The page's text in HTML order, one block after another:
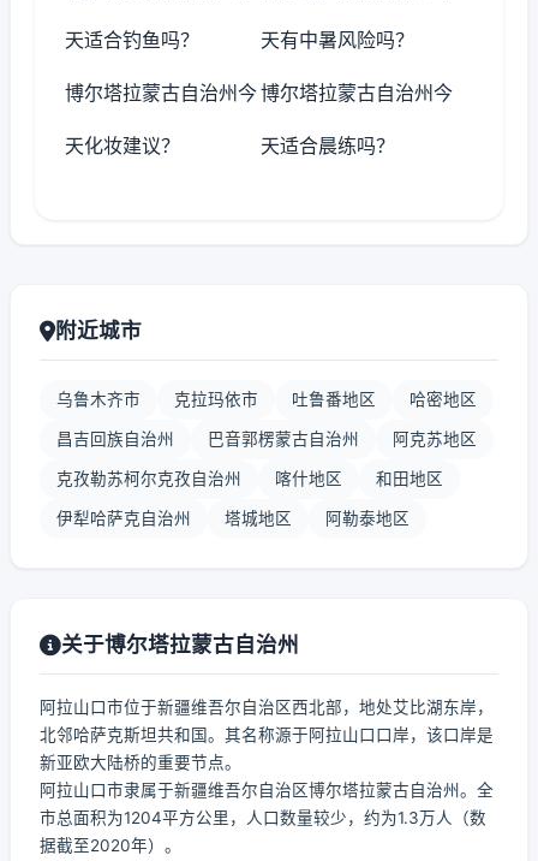
天适合钓鱼吗？ 天有中暑风险吗？
博尔塔拉蒙古自治州今
天化妆建议？
博尔塔拉蒙古自治州今
天适合晨练吗？
附近城市
乌鲁木齐市 克拉玛依市 吐鲁番地区 哈密地区
昌吉回族自治州 巴音郭楞蒙古自治州 阿克苏地区
克孜勒苏柯尔克孜自治州 喀什地区 和田地区
伊犁哈萨克自治州 塔城地区 阿勒泰地区
关于博尔塔拉蒙古自治州
阿拉山口市位于新疆维吾尔自治区西北部，地处艾比湖东岸，
北邻哈萨克斯坦共和国。其名称源于阿拉山口口岸，该口岸是
新亚欧大陆桥的重要节点。
阿拉山口市隶属于新疆维吾尔自治区博尔塔拉蒙古自治州。全
市总面积为1204平方公里，人口数量较少，约为1.3万人（数
据截至2020年）。